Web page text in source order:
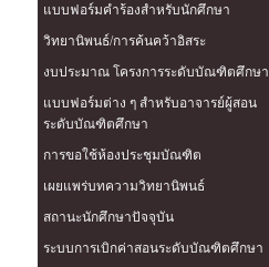
แบบฟอร์มคำร้องสำหรับนักศึกษา
วิทยานิพนธ์/การค้นคว้าอิสระ
งบประมาณ โครงการระดับบัณฑิตศึกษา
แบบฟอร์มต่าง ๆ สำหรับอาจารย์ผู้สอน
ระดับบัณฑิตศึกษา
การขอใช้ห้องประชุมบัณฑิต
เผยแพร่บทความวิทยานิพนธ์
สถานะนักศึกษาปัจจุบัน
ระบบการเบิกค่าสอนระดับบัณฑิตศึกษา